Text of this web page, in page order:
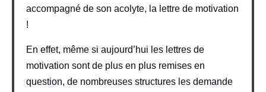
accompagné de son acolyte, la lettre de motivation
!
En effet, même si aujourd’hui les lettres de
motivation sont de plus en plus remises en
question, de nombreuses structures les demande